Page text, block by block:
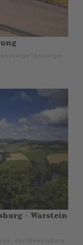
Anstiege
- Warstein
der Wewelsburg